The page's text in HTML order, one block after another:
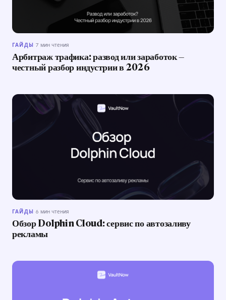
ГАЙДЫ ·7 мин чтения
Арбитраж трафика: развод или заработок —
честный разбор индустрии в 2026
ГАЙДЫ ·6 мин чтения
Обзор Dolphin Cloud: сервис по автозаливу
рекламы